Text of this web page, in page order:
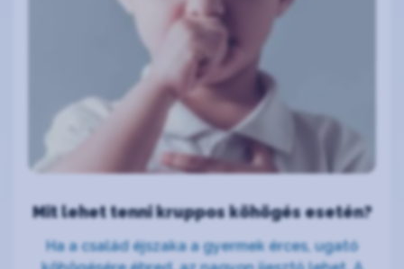
Mit lehet tenni kruppos köhögés esetén?
Ha a család éjszaka a gyermek érces, ugató